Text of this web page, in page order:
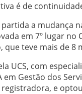
é de
a mudança
em 7º lugar
que teve mais de 8
UCS, com
Gestão dos
e